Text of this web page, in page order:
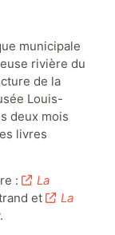
municipale
rivière du
de la
Louis-
deux mois
livres
:
La
et
La